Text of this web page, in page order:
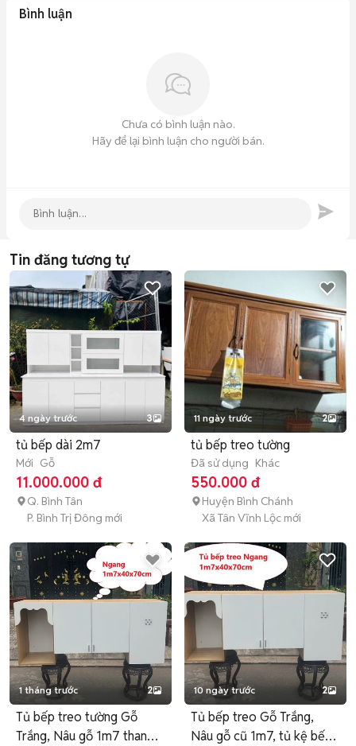
Bình luận
Chưa có bình luận nào.
Hãy để lại bình luận cho người bán.
Tin đăng tương tự
4 ngày trước 3
tủ bếp dài 2m7
Mới Gỗ
11.000.000 đ
Q. Bình Tân
P. Bình Trị Đông mới
11 ngày trước 2
tủ bếp treo tường
Đã sử dụng Khác
550.000 đ
Huyện Bình Chánh
Xã Tân Vĩnh Lộc mới
1 tháng trước 2
Tủ bếp treo tường Gỗ
Trắng, Nâu gỗ 1m7 thanh
10 ngày trước 2
Tủ bếp treo Gỗ Trắng,
Nâu gỗ cũ 1m7, tủ kệ bếp